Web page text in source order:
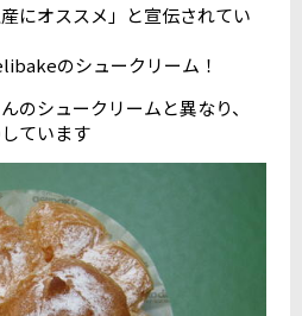
にオススメ」と宣伝されてい
のシュークリーム！
のシュークリームと異なり、
ています